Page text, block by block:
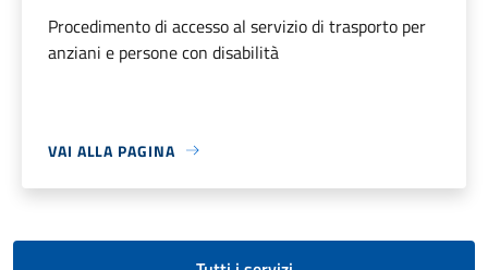
Procedimento di accesso al servizio di trasporto per
anziani e persone con disabilità
VAI ALLA PAGINA